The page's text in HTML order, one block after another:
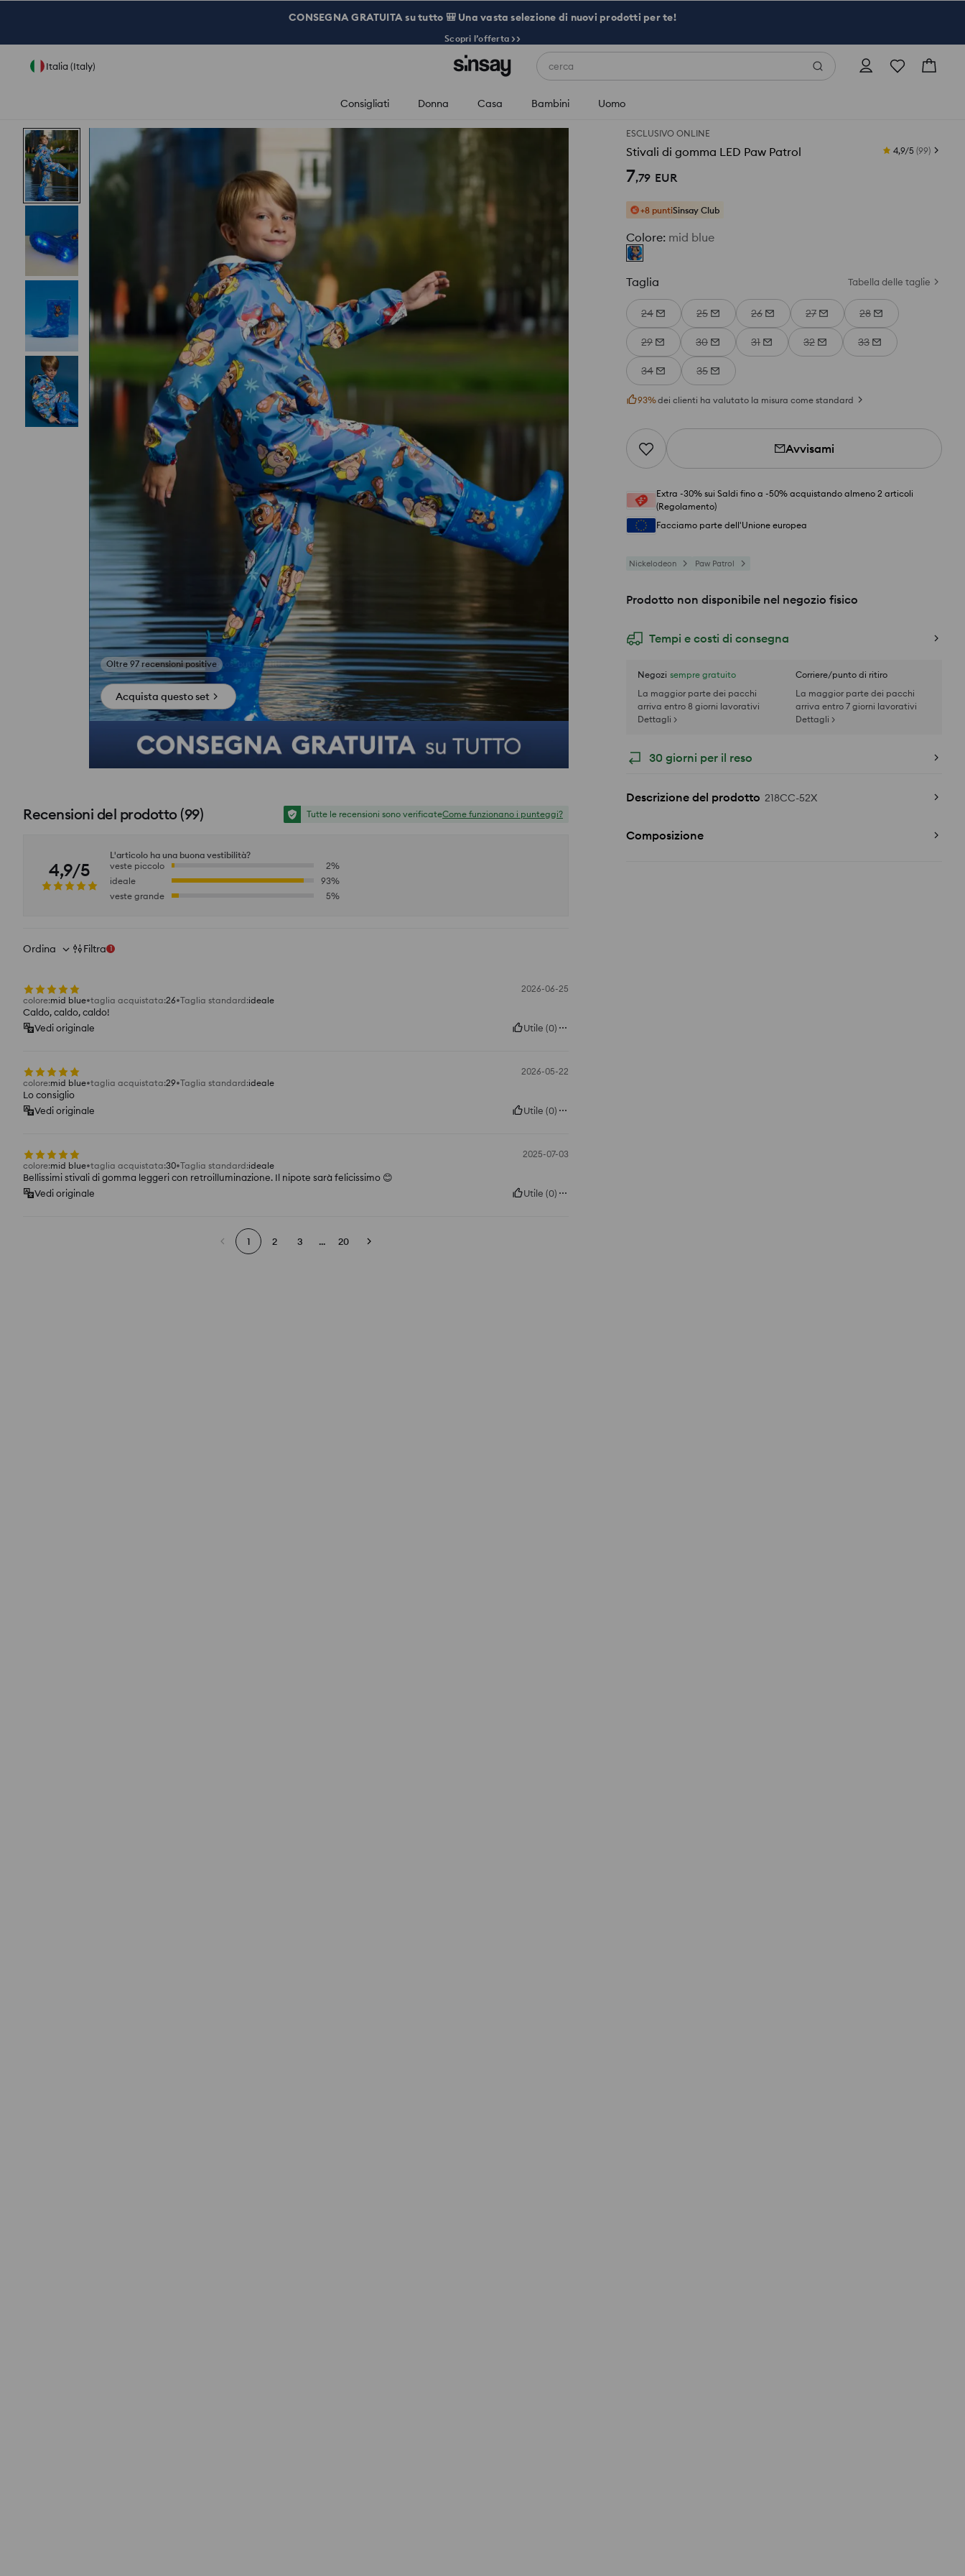
CONSEGNA GRATUITA su tutto 🎒 Una vasta selezione di nuovi prodotti per te!
Scopri l’offerta >>
Italia (Italy) cerca
Consigliati Donna Casa Bambini Uomo
ESCLUSIVO ONLINE
Stivali di gomma LED Paw Patrol 4,9/5 (99)
7,79 EUR
+8 puntiSinsay Club
Colore: mid blue
Taglia Tabella delle taglie
24 25 26 27 28
29 30 31 32 33
34 35
93%dei clienti ha valutato la misura come standard
Avvisami
Extra -30% sui Saldi fino a -50% acquistando almeno 2 articoli
(Regolamento)
Facciamo parte dell'Unione europea
Nickelodeon Paw Patrol
Prodotto non disponibile nel negozio fisico
Tempi e costi di consegna
Negozi sempre gratuito
La maggior parte dei pacchi
arriva entro 8 giorni lavorativi
Dettagli >
Corriere/punto di ritiro
La maggior parte dei pacchi
arriva entro 7 giorni lavorativi
Dettagli >
30 giorni per il reso
Descrizione del prodotto 218CC-52X
Composizione
si_productpage_user_photos_button_title
Acquista questo set
Recensioni del prodotto(99) Tutte le recensioni sono verificateCome funzionano i punteggi?
4,9/5
L'articolo ha una buona vestibilità?
veste piccolo
2%
ideale
93%
veste grande
5%
Ordina Filtra 1
2026-06-25
colore:mid blue taglia acquistata:26 Taglia standard:ideale
Caldo, caldo, caldo!
Vedi originale
Utile (0)
2026-05-22
colore:mid blue taglia acquistata:29 Taglia standard:ideale
Lo consiglio
Vedi originale
Utile (0)
2025-07-03
colore:mid blue taglia acquistata:30 Taglia standard:ideale
Bellissimi stivali di gomma leggeri con retroilluminazione. Il nipote sarà felicissimo 😊
Vedi originale
Utile (0)
1 2 3 ... 20